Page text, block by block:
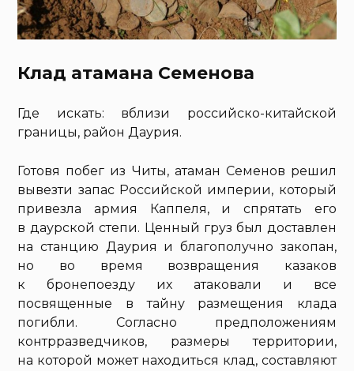
Клад атамана Семенова
Где искать: вблизи российско-китайской
границы, район Даурия.
Готовя побег из Читы, атаман Семенов решил
вывезти запас Российской империи, который
привезла армия Каппеля, и спрятать его
в даурской степи. Ценный груз был доставлен
на станцию Даурия и благополучно закопан,
но во время возвращения казаков
к бронепоезду их атаковали и все
посвященные в тайну размещения клада
погибли. Согласно предположениям
контрразведчиков, размеры территории,
на которой может находиться клад, составляют